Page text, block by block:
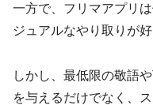
一方で、フリマアプリ
ジュアルなやり取りが
しかし、最低限の敬語
を与えるだけでなく、